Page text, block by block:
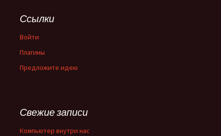
Ссылки
Войти
Плагины
Предложите идею
Свежие записи
Компьютер внутри нас